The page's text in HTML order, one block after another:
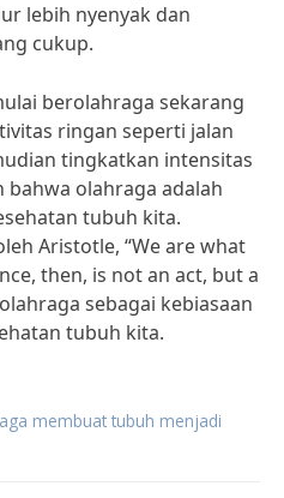
lebih nyenyak dan
cukup.
berolahraga sekarang
ringan seperti jalan
tingkatkan intensitas
olahraga adalah
tubuh kita.
Aristotle, “We are what
then, is not an act, but a
sebagai kebiasaan
tubuh kita.
membuat tubuh menjadi